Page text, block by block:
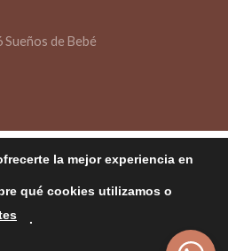
de Bebé
la mejor experiencia en
qué cookies utilizamos o
.